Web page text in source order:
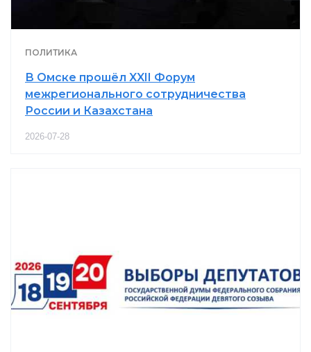
ПОЛИТИКА
В Омске прошёл XXII Форум
межрегионального сотрудничества
России и Казахстана
2026-07-28